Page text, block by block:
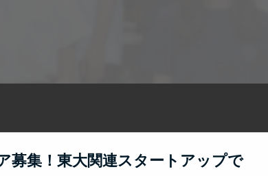
募集！東大関連スタートアップで